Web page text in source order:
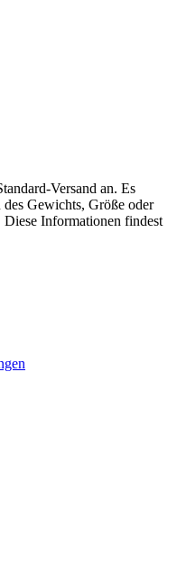
Versand an. Es
Gewichts, Größe oder
Diese Informationen findest